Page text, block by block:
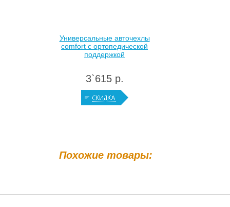
Похожие товары:
Универсальные авточехлы
comfort с ортопедической
поддержкой
3`615 р.